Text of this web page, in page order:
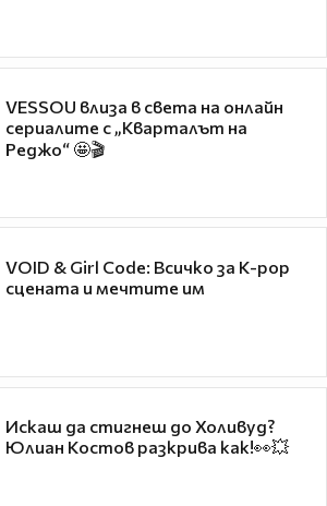
VESSOU влиза в света на онлайн
сериалите с „Кварталът на
Реджо“ 🤩🎬
VOID & Girl Code: Всичко за K-pop
сцената и мечтите им
Искаш да стигнеш до Холивуд?
Юлиан Костов разкрива как!👀💥